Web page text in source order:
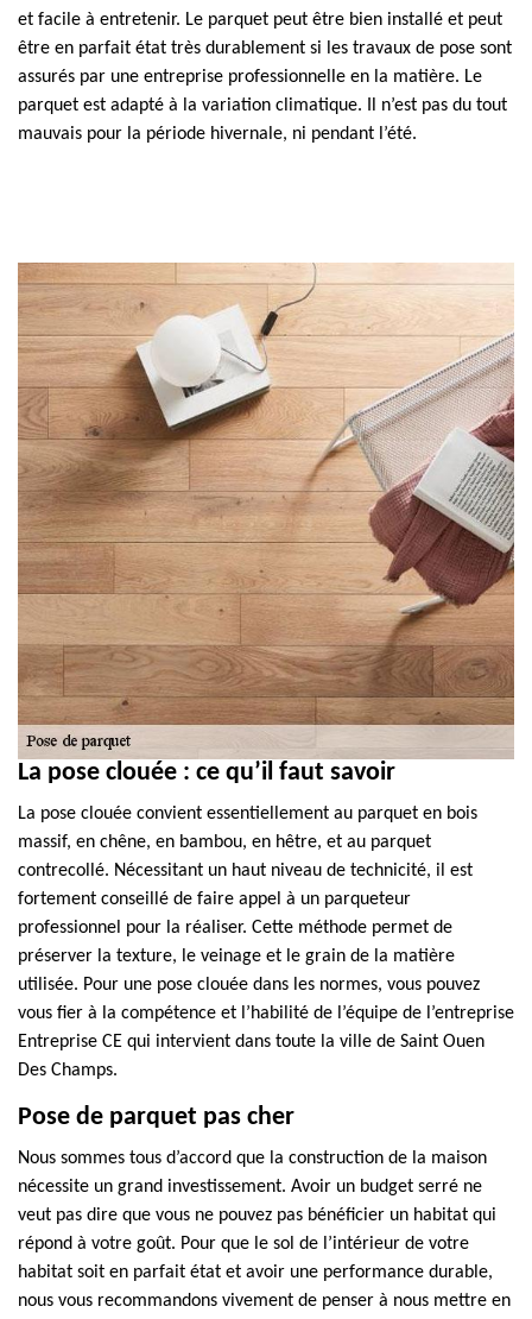
et facile à entretenir. Le parquet peut être bien installé et peut
être en parfait état très durablement si les travaux de pose sont
assurés par une entreprise professionnelle en la matière. Le
parquet est adapté à la variation climatique. Il n’est pas du tout
mauvais pour la période hivernale, ni pendant l’été.
La pose clouée : ce qu’il faut savoir
La pose clouée convient essentiellement au parquet en bois
massif, en chêne, en bambou, en hêtre, et au parquet
contrecollé. Nécessitant un haut niveau de technicité, il est
fortement conseillé de faire appel à un parqueteur
professionnel pour la réaliser. Cette méthode permet de
préserver la texture, le veinage et le grain de la matière
utilisée. Pour une pose clouée dans les normes, vous pouvez
vous fier à la compétence et l’habilité de l’équipe de l’entreprise
Entreprise CE qui intervient dans toute la ville de Saint Ouen
Des Champs.
Pose de parquet pas cher
Nous sommes tous d’accord que la construction de la maison
nécessite un grand investissement. Avoir un budget serré ne
veut pas dire que vous ne pouvez pas bénéficier un habitat qui
répond à votre goût. Pour que le sol de l’intérieur de votre
habitat soit en parfait état et avoir une performance durable,
nous vous recommandons vivement de penser à nous mettre en